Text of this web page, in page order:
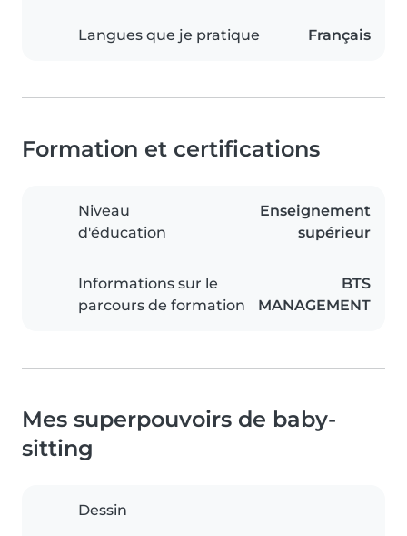
Langues que je pratique Français
Formation et certifications
Niveau
d'éducation
Enseignement
supérieur
Informations sur le
parcours de formation
BTS
MANAGEMENT
Mes superpouvoirs de baby-
sitting
Dessin